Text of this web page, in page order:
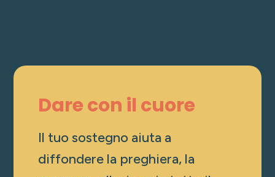
Dare con il cuore
Il tuo sostegno aiuta a
diffondere la preghiera, la